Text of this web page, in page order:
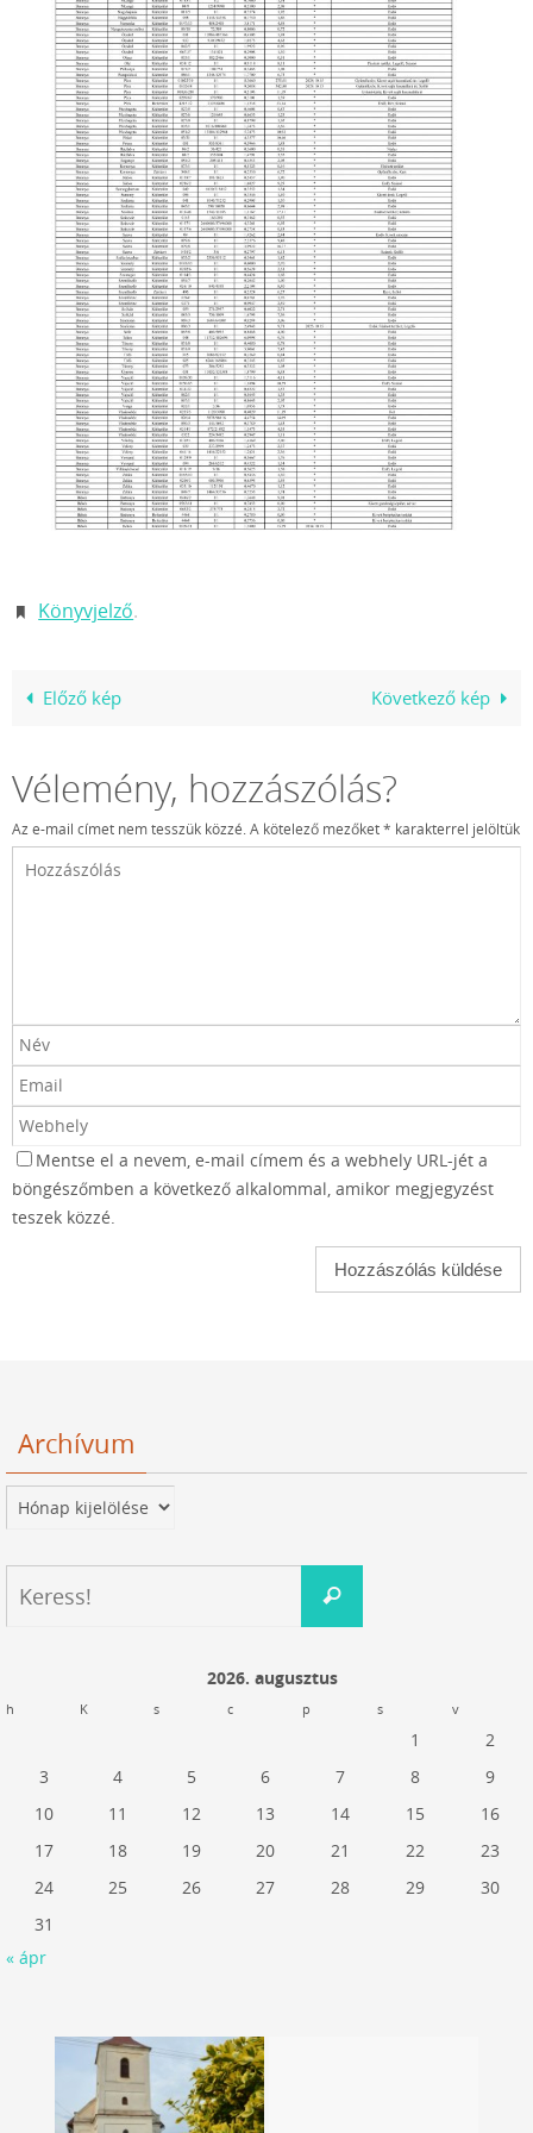
Könyvjelző.
Előző kép Következő kép
Vélemény, hozzászólás?
Az e-mail címet nem tesszük közzé.A kötelező mezőket* karakterrel jelöltük
Mentse el a nevem, e-mail címem és a webhely URL-jét a
böngészőmben a következő alkalommal, amikor megjegyzést
teszek közzé.
Archívum
Archívum
Keress!
2026. augusztus
h K s c p s v
1
2
3
4 5 6 7 8
9
10
11 12 13 14 15
16
17
18 19 20 21 22
23
24
25 26 27 28 29
30
31
« ápr